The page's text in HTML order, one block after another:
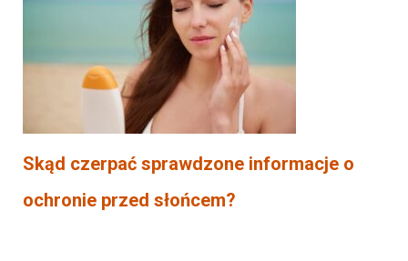
Skąd czerpać sprawdzone informacje o
ochronie przed słońcem?